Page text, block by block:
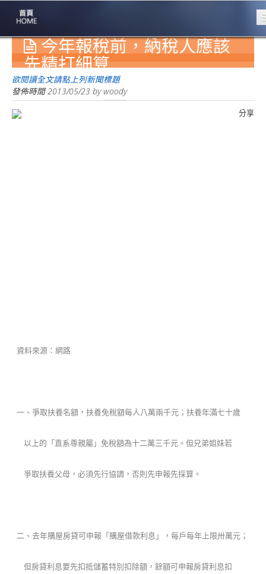
專業豐林
Professional
保險大家談
1386集
今年報稅前，納稅人應該
先精打細算
欲閱讀全文請點上列新聞標題
發佈時間2013/05/23 bywoody
分享
資料來源：網路
一、爭取扶養名額，扶養免稅額每人八萬兩千元；扶養年滿七十歲
以上的「直系尊親屬」免稅額為十二萬三千元。但兄弟姐妹若
爭取扶養父母，必須先行協調，否則先申報先採算。
二、去年購屋房貸可申報「購屋借款利息」，每戶每年上限卅萬元；
但房貸利息要先扣抵儲蓄特別扣除額，餘額可申報房貸利息扣